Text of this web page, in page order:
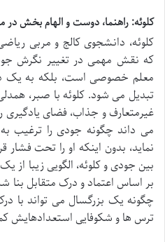
کلوئه: راهنما، دوست و الهام بخش در
کلوئه، دانشجوی کالج و مربی
که نقش مهمی در تغییر نگرش
معلم خصوصی است، بلکه به یک
تبدیل می شود. کلوئه با صبر،
غیرمتعارف و جذاب، فضای یادگیری
می داند چگونه جودی را ترغیب به
نماید، بدون اینکه او را تحت فشار
بین جودی و کلوئه، الگویی زیبا
بر اساس اعتماد و درک متقابل
چگونه یک بزرگسال می تواند با
ترس ها و شکوفایی استعدادهایش